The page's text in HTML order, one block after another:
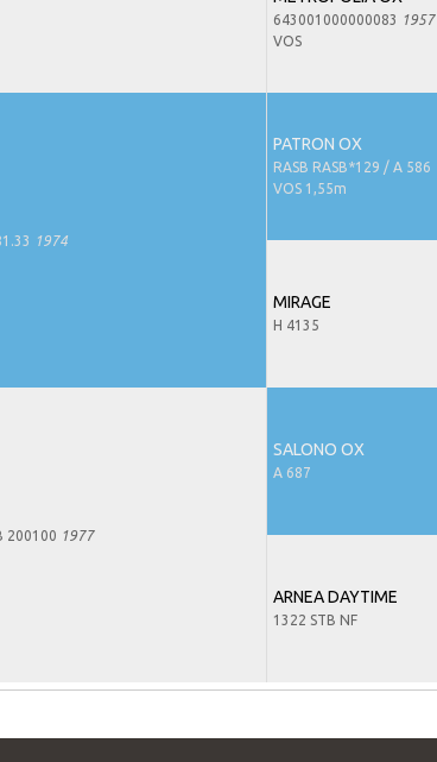
643001000000083
1957
VOS
1974
PATRON OX
RASB RASB*129 / A 586
VOS 1,55m
MIRAGE
H 4135
200100 1977
SALONO OX
A 687
ARNEA DAYTIME
1322 STB NF